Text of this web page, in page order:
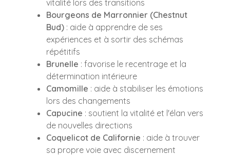
vitalité lors des transitions
Bourgeons de Marronnier (Chestnut
Bud) : aide à apprendre de ses
expériences et à sortir des schémas
répétitifs
Brunelle : favorise le recentrage et la
détermination intérieure
Camomille : aide à stabiliser les émotions
lors des changements
Capucine : soutient la vitalité et l'élan vers
de nouvelles directions
Coquelicot de Californie : aide à trouver
sa propre voie avec discernement